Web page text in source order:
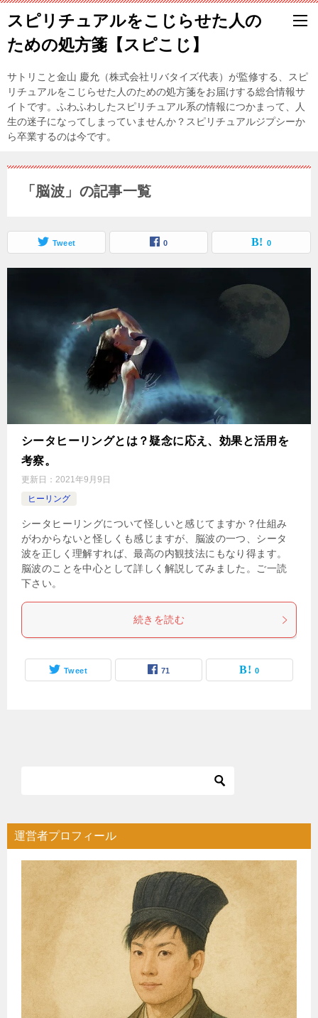
スピリチュアルをこじらせた人の
ための処方箋【スピこじ】
サトリこと金山 慶允（株式会社リバタイズ代表）が監修する、スピ
リチュアルをこじらせた人のための処方箋をお届けする総合情報サ
イトです。ふわふわしたスピリチュアル系の情報につかまって、人
生の迷子になってしまっていませんか？スピリチュアルジプシーか
ら卒業するのは今です。
「脳波」の記事一覧
Tweet 0 0
シータヒーリングとは？疑念に応え、効果と活用を
考察。
更新日： 2021年9月9日
ヒーリング
シータヒーリングについて怪しいと感じてますか？仕組み
がわからないと怪しくも感じますが、脳波の一つ、シータ
波を正しく理解すれば、最高の内観技法にもなり得ます。
脳波のことを中心として詳しく解説してみました。ご一読
下さい。
続きを読む
Tweet 71 0
運営者プロフィール